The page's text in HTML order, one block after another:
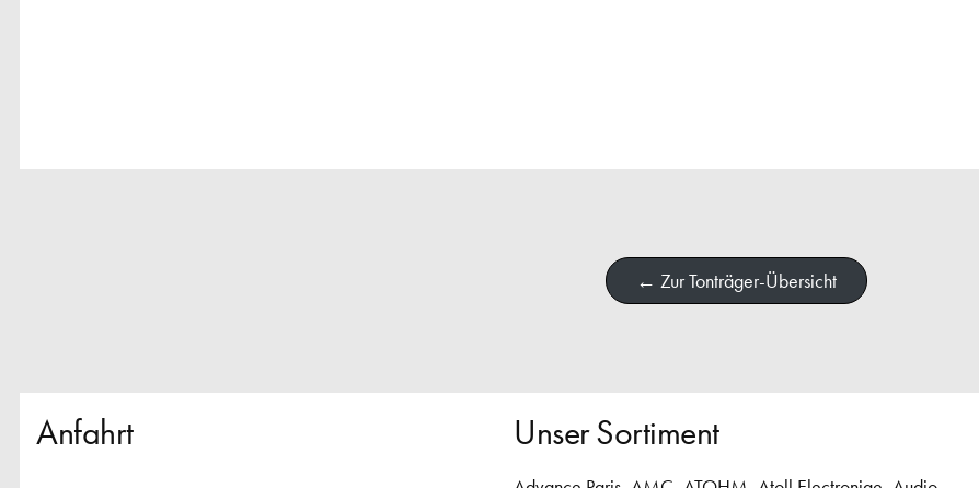
← Zur Tonträger-Übersicht
Anfahrt Unser Sortiment